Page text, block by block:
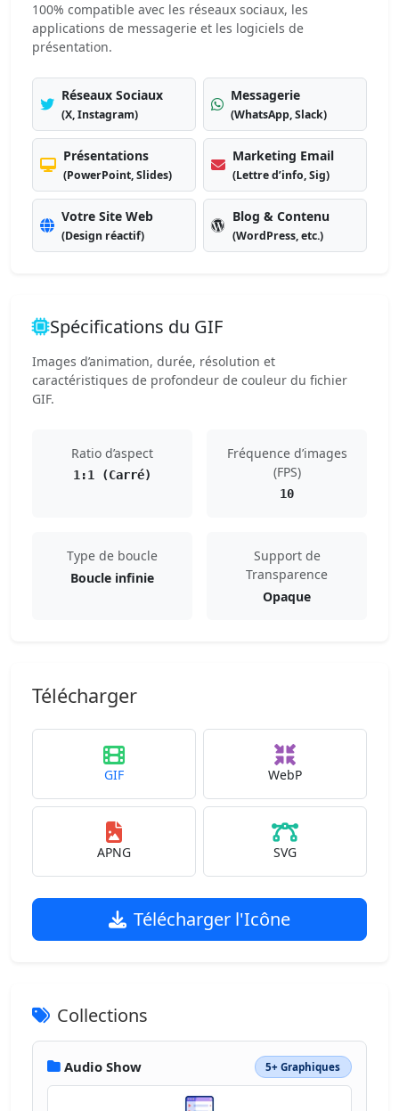
100% compatible avec les réseaux sociaux, les
applications de messagerie et les logiciels de
présentation.
Réseaux Sociaux
(X, Instagram)
Messagerie
(WhatsApp, Slack)
Présentations
(PowerPoint, Slides)
Marketing Email
(Lettre d’info, Sig)
Votre Site Web
(Design réactif)
Blog & Contenu
(WordPress, etc.)
Spécifications du GIF
Images d’animation, durée, résolution et
caractéristiques de profondeur de couleur du fichier
GIF.
Ratio d’aspect
1:1 (Carré)
Fréquence d’images
(FPS)
10
Type de boucle
Boucle infinie
Support de
Transparence
Opaque
Télécharger
GIF WebP
APNG SVG
Télécharger l'Icône
Collections
Audio Show 5+ Graphiques